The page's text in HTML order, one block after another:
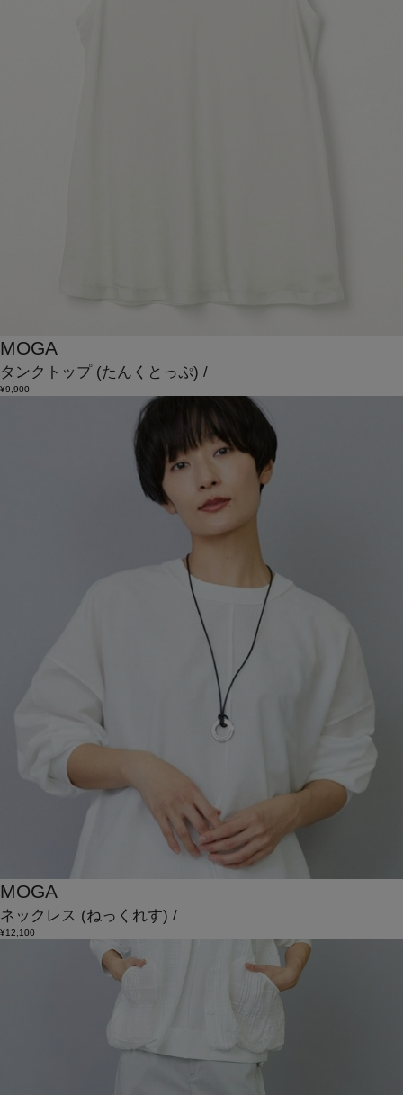
MOGA
タンクトップ (たんくとっぷ) /
¥9,900
MOGA
ネックレス (ねっくれす) /
¥12,100